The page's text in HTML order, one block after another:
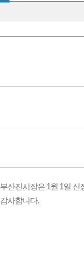
부산진시장은 1월 1일 신
감사합니다.